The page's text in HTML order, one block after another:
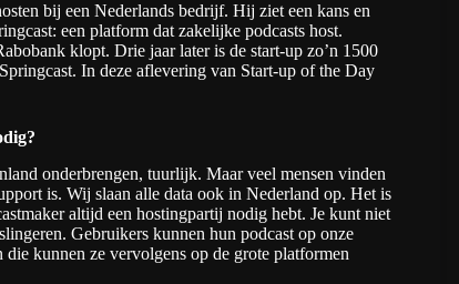
bij een Nederlands bedrijf. Hij ziet een kans en
: een platform dat zakelijke podcasts host.
klopt. Drie jaar later is de start-up zo’n 1500
In deze aflevering van Start-up of the Day
onderbrengen, tuurlijk. Maar veel mensen vinden
is. Wij slaan alle data ook in Nederland op. Het is
altijd een hostingpartij nodig hebt. Je kunt niet
Gebruikers kunnen hun podcast op onze
kunnen ze vervolgens op de grote platformen